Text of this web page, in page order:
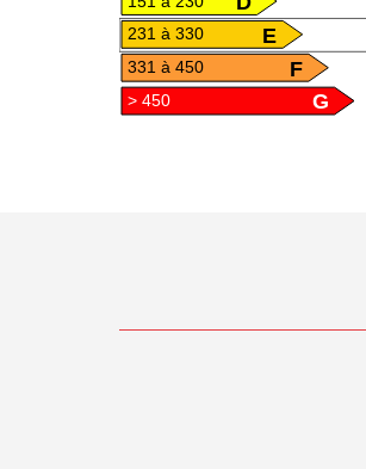
E
231 à 330
F
331 à 450
G
> 450